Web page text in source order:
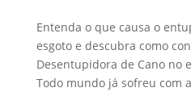
Entenda o que causa o
esgoto e descubra como
Desentupidora de Cano no
Todo mundo já sofreu com